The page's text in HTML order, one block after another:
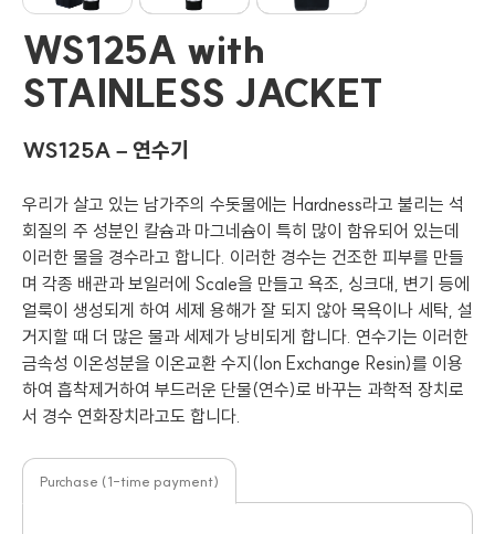
WS125A with
STAINLESS JACKET
WS125A – 연수기
우리가 살고 있는 남가주의 수돗물에는 Hardness라고 불리는 석
회질의 주 성분인 칼슘과 마그네슘이 특히 많이 함유되어 있는데
이러한 물을 경수라고 합니다. 이러한 경수는 건조한 피부를 만들
며 각종 배관과 보일러에 Scale을 만들고 욕조, 싱크대, 변기 등에
얼룩이 생성되게 하여 세제 용해가 잘 되지 않아 목욕이나 세탁, 설
거지할 때 더 많은 물과 세제가 낭비되게 합니다. 연수기는 이러한
금속성 이온성분을 이온교환 수지(Ion Exchange Resin)를 이용
하여 흡착제거하여 부드러운 단물(연수)로 바꾸는 과학적 장치로
서 경수 연화장치라고도 합니다.
Purchase (1-time payment)